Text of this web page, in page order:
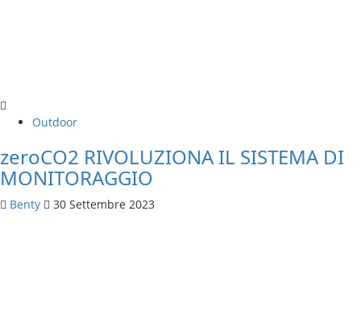
Outdoor
zeroCO2 RIVOLUZIONA IL SISTEMA DI
MONITORAGGIO
Benty 30 Settembre 2023